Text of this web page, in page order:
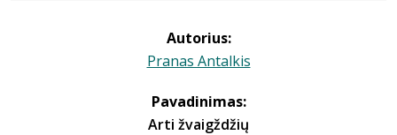
Autorius:
Pranas Antalkis
Pavadinimas:
Arti žvaigždžių